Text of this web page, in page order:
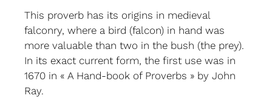
This proverb has its origins in medieval
falconry, where a bird (falcon) in hand was
more valuable than two in the bush (the prey).
In its exact current form, the first use was in
1670 in « A Hand-book of Proverbs » by John
Ray.